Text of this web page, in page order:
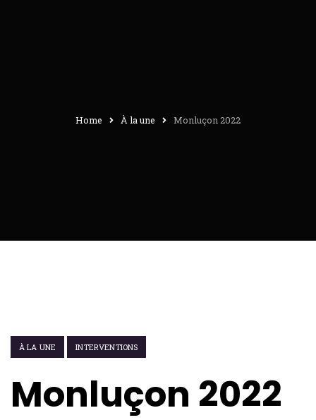
Home À la une Monluçon 2022
À LA UNE INTERVENTIONS
Monluçon 2022